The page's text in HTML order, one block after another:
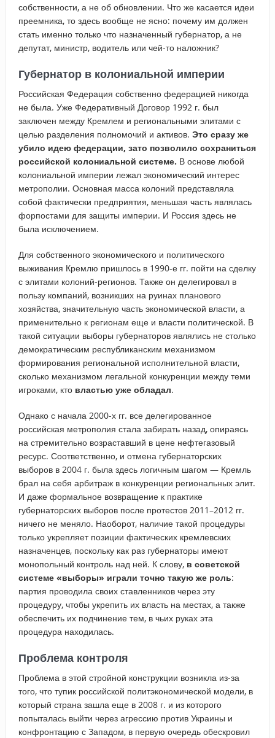
собственности, а не об обновлении. Что же касается идеи
преемника, то здесь вообще не ясно: почему им должен
стать именно только что назначенный губернатор, а не
депутат, министр, водитель или чей-то наложник?
Губернатор в колониальной империи
Российская Федерация собственно федерацией никогда
не была. Уже Федеративный Договор 1992 г. был
заключен между Кремлем и региональными элитами с
целью разделения полномочий и активов. Это сразу же
убило идею федерации, зато позволило сохраниться
российской колониальной системе. В основе любой
колониальной империи лежал экономический интерес
метрополии. Основная масса колоний представляла
собой фактически предприятия, меньшая часть являлась
форпостами для защиты империи. И Россия здесь не
была исключением.
Для собственного экономического и политического
выживания Кремлю пришлось в 1990-е гг. пойти на сделку
с элитами колоний-регионов. Также он делегировал в
пользу компаний, возникших на руинах планового
хозяйства, значительную часть экономической власти, а
применительно к регионам еще и власти политической. В
такой ситуации выборы губернаторов являлись не столько
демократическим республиканским механизмом
формирования региональной исполнительной власти,
сколько механизмом легальной конкуренции между теми
игроками, кто властью уже обладал.
Однако с начала 2000-х гг. все делегированное
российская метрополия стала забирать назад, опираясь
на стремительно возраставший в цене нефтегазовый
ресурс. Соответственно, и отмена губернаторских
выборов в 2004 г. была здесь логичным шагом — Кремль
брал на себя арбитраж в конкуренции региональных элит.
И даже формальное возвращение к практике
губернаторских выборов после протестов 2011–2012 гг.
ничего не меняло. Наоборот, наличие такой процедуры
только укрепляет позиции фактических кремлевских
назначенцев, поскольку как раз губернаторы имеют
монопольный контроль над ней. К слову, в советской
системе «выборы» играли точно такую же роль:
партия проводила своих ставленников через эту
процедуру, чтобы укрепить их власть на местах, а также
обеспечить их подчинение тем, в чьих руках эта
процедура находилась.
Проблема контроля
Проблема в этой стройной конструкции возникла из-за
того, что тупик российской политэкономической модели, в
который страна зашла еще в 2008 г. и из которого
попыталась выйти через агрессию против Украины и
конфронтацию с Западом, в первую очередь обескровил